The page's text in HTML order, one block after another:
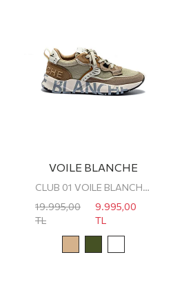
VOILE BLANCHE
CLUB 01 VOILE BLANCHE ERKEK SNEAKER
19.995,00
TL
9.995,00
TL